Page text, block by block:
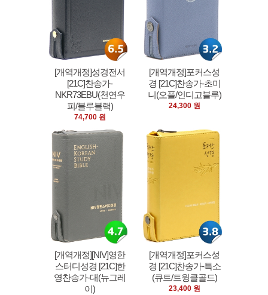
[개역개정]성경전서
[21C]찬송가-
NKR73EBU(천연우
피/블루블랙)
74,700 원
[개역개정]포커스성
경 [21C]찬송가-초미
니(오플/인디고블루)
24,300 원
[개역개정][NIV]영한
스터디성경 [21C]한
영찬송가-대(뉴그레
이)
[개역개정]포커스성
경 [21C]찬송가-특소
(큐트/트윙클골드)
23,400 원